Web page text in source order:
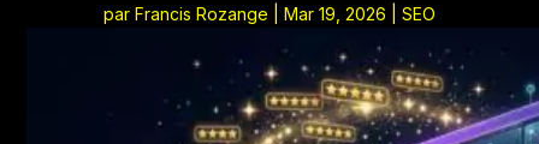
par Francis Rozange Mar 19, 2026 SEO